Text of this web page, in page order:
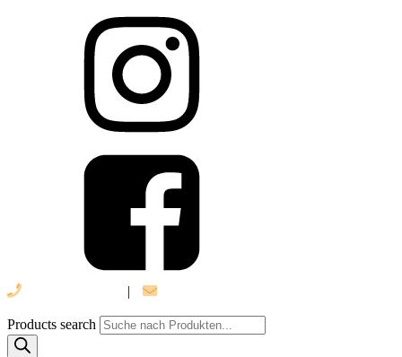
|
Products search